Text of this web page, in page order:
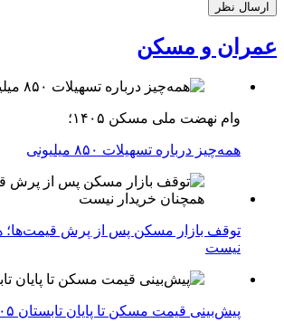
عمران و مسکن
وام نهضت ملی مسکن ۱۴۰۵؛
همه‌چیز درباره تسهیلات ۸۵۰ میلیونی
توقف بازار مسکن پس از پرش قیمت‌ها؛
نیست
پیش‌بینی قیمت مسکن تا پایان تابستان ۱۴۰۵